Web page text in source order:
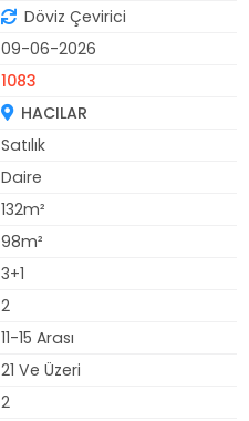
Döviz Çevirici
09-06-2026
1083
HACILAR
Satılık
Daire
132m²
98m²
3+1
2
11-15 Arası
21 Ve Üzeri
2